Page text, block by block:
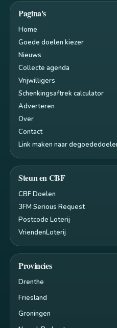
Pagina's
Home
Goede doelen kiezer
Nieuws
Collecte agenda
Vrijwilligers
Schenkingsaftrek calculator
Adverteren
Over
Contact
Link maken naar
Steun en CBF
CBF Doelen
3FM Serious Request
Postcode Loterij
VriendenLoterij
Provincies
Drenthe
Friesland
Groningen